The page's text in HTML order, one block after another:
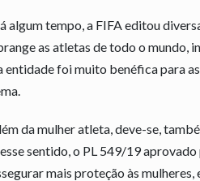
algum tempo, a FIFA editou
as atletas de todo o mundo,
entidade foi muito benéfica para
da mulher atleta, deve-se,
sentido, o PL 549/19 aprovado
mais proteção às